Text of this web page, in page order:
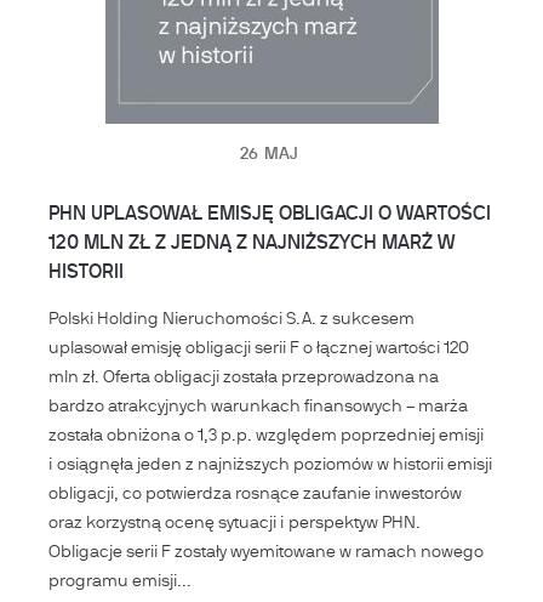
26 MAJ
PHN UPLASOWAŁ EMISJĘ OBLIGACJI O WARTOŚCI
120 MLN ZŁ Z JEDNĄ Z NAJNIŻSZYCH MARŻ W
HISTORII
Polski Holding Nieruchomości S.A. z sukcesem
uplasował emisję obligacji serii F o łącznej wartości 120
mln zł. Oferta obligacji została przeprowadzona na
bardzo atrakcyjnych warunkach finansowych – marża
została obniżona o 1,3 p.p. względem poprzedniej emisji
i osiągnęła jeden z najniższych poziomów w historii emisji
obligacji, co potwierdza rosnące zaufanie inwestorów
oraz korzystną ocenę sytuacji i perspektyw PHN.
Obligacje serii F zostały wyemitowane w ramach nowego
programu emisji...